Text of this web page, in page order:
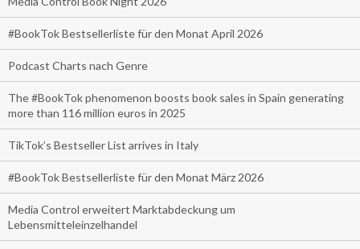
#BookTok Bestsellerliste für den Monat April 2026
Podcast Charts nach Genre
The #BookTok phenomenon boosts book sales in Spain generating
more than 116 million euros in 2025
TikTok’s Bestseller List arrives in Italy
#BookTok Bestsellerliste für den Monat März 2026
Media Control erweitert Marktabdeckung um
Lebensmitteleinzelhandel